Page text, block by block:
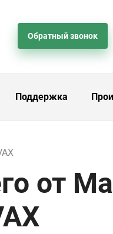
Обратный звонок
Поддержка
от